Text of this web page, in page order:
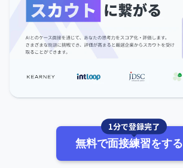
1分で登録完了
無料で面接練習をする